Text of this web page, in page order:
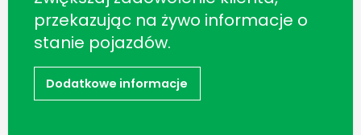
przekazując na żywo informacje o
stanie pojazdów.
Dodatkowe informacje